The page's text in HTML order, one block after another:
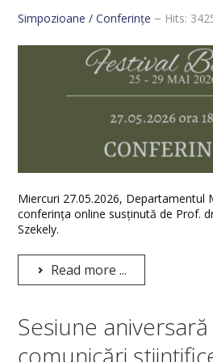
ERASMUS
Simpozioane / Conferințe Hits:
Miercuri 27.05.2026, Departamentul
conferința online susținută de Prof.
Szekely.
Read more ...
Sesiune
comunicări